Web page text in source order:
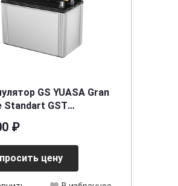
GS YUASA Gran
Standart GST
710]
₽
цену